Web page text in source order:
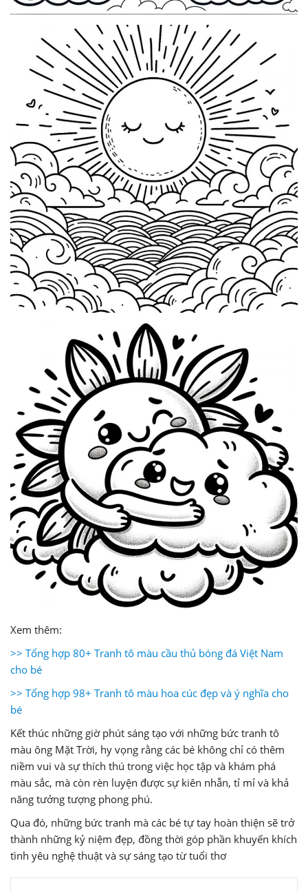
Xem thêm:
>> Tổng hợp 80+ Tranh tô màu cầu thủ bóng đá Việt Nam
cho bé
>> Tổng hợp 98+ Tranh tô màu hoa cúc đẹp và ý nghĩa cho
bé
Kết thúc những giờ phút sáng tạo với những bức tranh tô
màu ông Mặt Trời, hy vọng rằng các bé không chỉ có thêm
niềm vui và sự thích thú trong việc học tập và khám phá
màu sắc, mà còn rèn luyện được sự kiên nhẫn, tỉ mỉ và khả
năng tưởng tượng phong phú.
Qua đó, những bức tranh mà các bé tự tay hoàn thiện sẽ trở
thành những kỷ niệm đẹp, đồng thời góp phần khuyến khích
tình yêu nghệ thuật và sự sáng tạo từ tuổi thơ